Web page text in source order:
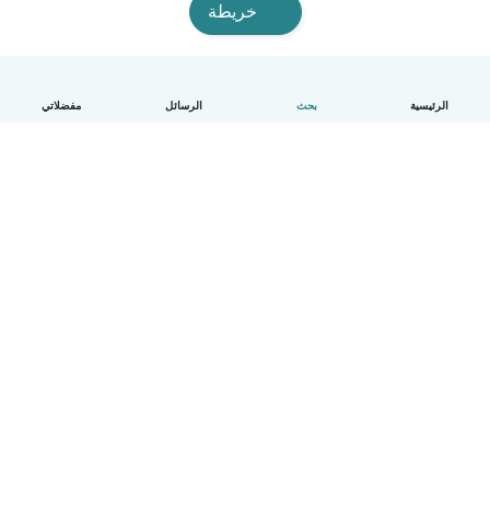
الرئيسية بحث الرسائل مفضلاتي
خريطة